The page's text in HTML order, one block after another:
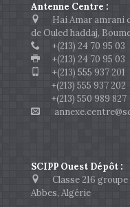
Antenne Centre :
Hai Amar amrani
de Ouled haddaj,
+(213) 24 70 95 03
+(213) 24 70 95 03
+(213) 555 937 201
+(213) 555 937 202
+(213) 550 989 827
SCIPP Ouest Dépôt :
Classe 216 groupe
Abbes, Algérie